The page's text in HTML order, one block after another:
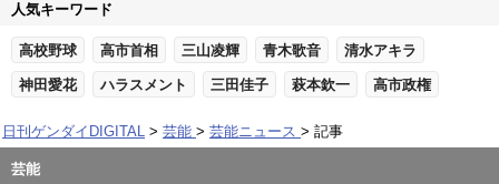
人気キーワード
高校野球 高市首相 三山凌輝 青木歌音 清水アキラ
神田愛花 ハラスメント 三田佳子 萩本欽一 高市政権
日刊ゲンダイDIGITAL 芸能 芸能ニュース 記事
芸能